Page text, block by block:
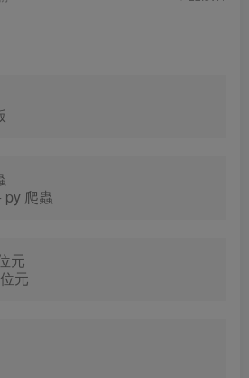
py 爬蟲
元
元